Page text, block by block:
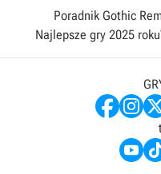
Poradnik Gothic
Najlepsze gry 2025 roku